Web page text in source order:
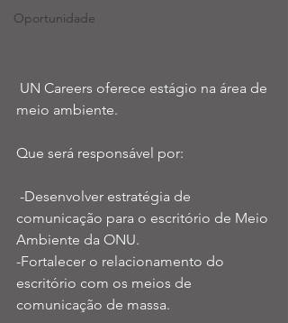
Oportunidade
meio ambiente.
Que será responsável por:
comunicação para o escritório de Meio
Ambiente da ONU.
-Fortalecer o relacionamento do
escritório com os meios de
comunicação de massa.